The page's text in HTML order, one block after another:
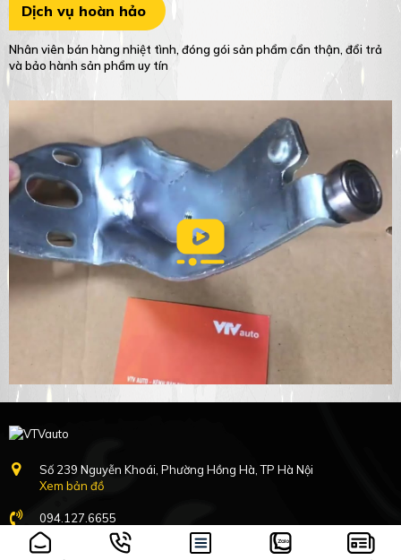
Dịch vụ hoàn hảo
Nhân viên bán hàng nhiệt tình, đóng gói sản phẩm cẩn thận, đổi trả
và bảo hành sản phẩm uy tín
Số 239 Nguyễn Khoái, Phường Hồng Hà, TP Hà Nội
Xem bản đồ
094.127.6655
8h-17h:30 Nghỉ Chủ nhật